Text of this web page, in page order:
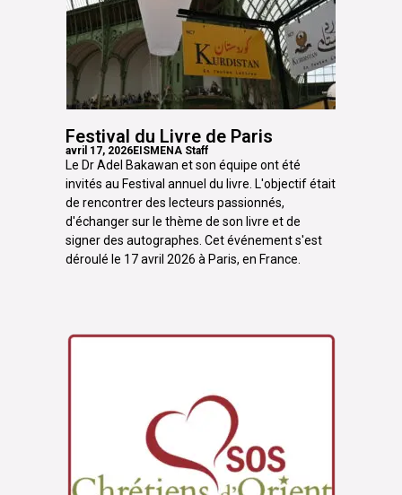
Festival du Livre de Paris
avril 17, 2026EISMENA Staff
Le Dr Adel Bakawan et son équipe ont été
invités au Festival annuel du livre. L'objectif était
de rencontrer des lecteurs passionnés,
d'échanger sur le thème de son livre et de
signer des autographes. Cet événement s'est
déroulé le 17 avril 2026 à Paris, en France.